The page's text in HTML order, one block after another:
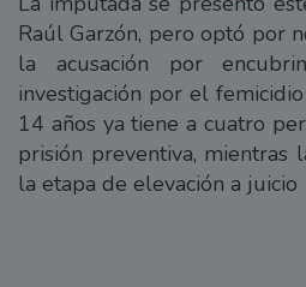
Raúl Garzón, pero optó por
la acusación por
investigación por el
14 años ya tiene a cuatro
prisión preventiva, mientras
la etapa de elevación a juicio